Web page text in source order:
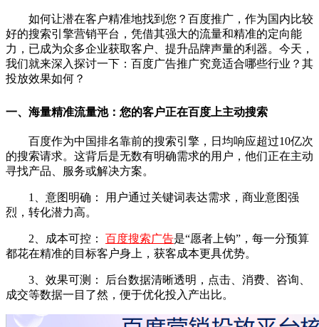
如何让潜在客户精准地找到您？百度推广，作为国内比较
好的搜索引擎营销平台，凭借其强大的流量和精准的定向能
力，已成为众多企业获取客户、提升品牌声量的利器。今天，
我们就来深入探讨一下：百度广告推广究竟适合哪些行业？其
投放效果如何？
一、海量精准流量池：您的客户正在百度上主动搜索
百度作为中国排名靠前的搜索引擎，日均响应超过10亿次
的搜索请求。这背后是无数有明确需求的用户，他们正在主动
寻找产品、服务或解决方案。
1、意图明确： 用户通过关键词表达需求，商业意图强
烈，转化潜力高。
2、成本可控： 百度搜索广告是“愿者上钩”，每一分预算
都花在精准的目标客户身上，获客成本更具优势。
3、效果可测： 后台数据清晰透明，点击、消费、咨询、
成交等数据一目了然，便于优化投入产出比。